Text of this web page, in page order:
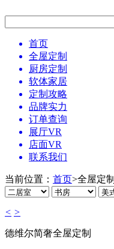
首页
全屋定制
厨房定制
软体家居
定制攻略
品牌实力
订单查询
展厅VR
店面VR
联系我们
当前位置： 首页>全屋定制
< >
德维尔简奢全屋定制